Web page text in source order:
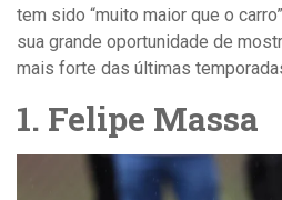
tem sido “muito maior que o
sua grande oportunidade de
mais forte das últimas
1. Felipe Massa